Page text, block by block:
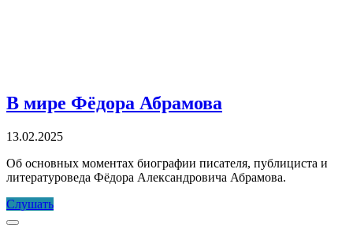
В мире Фёдора Абрамова
13.02.2025
Об основных моментах биографии писателя, публициста и
литературоведа Фёдора Александровича Абрамова.
СлушатьВ
Прокрутка